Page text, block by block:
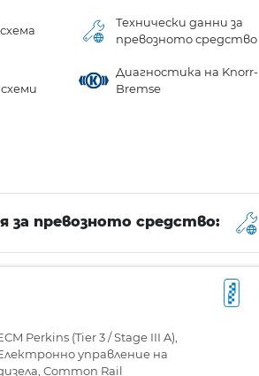
Технически данни за
превозното средство
Диагностика на Knorr-
Bremse
за превозното средство:
Perkins (Tier 3 / Stage III A),
управление на
Common Rail